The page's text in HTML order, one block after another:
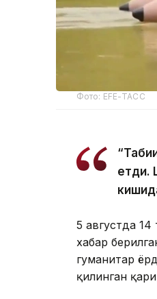
Фото: EFE-ТАСС
етди.
5 августда
хабар
гуманитар
қилинган